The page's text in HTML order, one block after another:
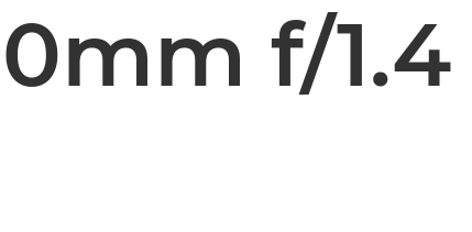
f/1.4